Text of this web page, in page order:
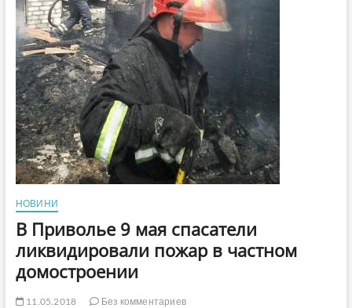
НОВИНИ
В Приволье 9 мая спасатели
ликвидировали пожар в частном
домостроении
11.05.2018
Без комментариев